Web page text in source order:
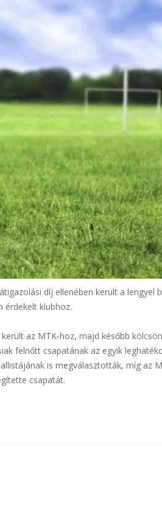
díj ellenében került a lengyel
érdekelt klubhoz.
az MTK-hoz, majd később
felnőtt csapatának az egyik
is megválasztották, míg az
csapatát.